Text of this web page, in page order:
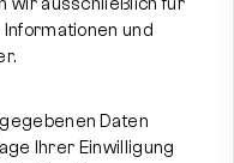
wir ausschließlich für
und
Daten
Ihrer Einwilligung